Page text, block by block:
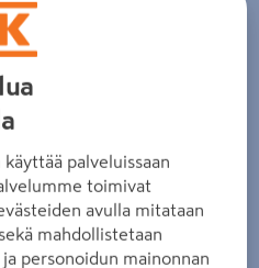
palveluissaan
toimivat
avulla mitataan
mahdollistetaan
personoidun mainonnan